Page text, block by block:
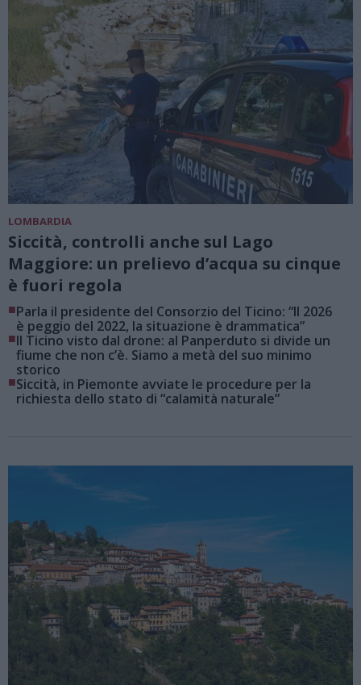
LOMBARDIA
Siccità, controlli anche sul Lago
Maggiore: un prelievo d’acqua su cinque
è fuori regola
■Parla il presidente del Consorzio del Ticino: “Il 2026
è peggio del 2022, la situazione è drammatica”
■Il Ticino visto dal drone: al Panperduto si divide un
fiume che non c’è. Siamo a metà del suo minimo
storico
■Siccità, in Piemonte avviate le procedure per la
richiesta dello stato di “calamità naturale”